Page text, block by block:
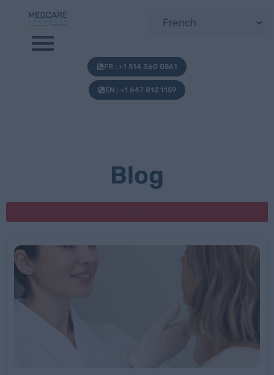
FR : +1 514 360 0561
EN : +1 647 812 1159
Blog